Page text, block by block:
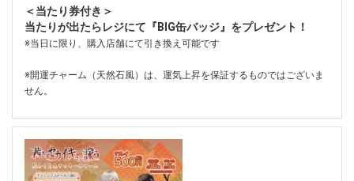
＜当たり券付き＞
当たりが出たらレジにて『BIG缶バッジ』をプレゼント！
※当日に限り、購入店舗にて引き換え可能です
※開運チャーム（天然石風）は、運気上昇を保証するものではございま
せん。